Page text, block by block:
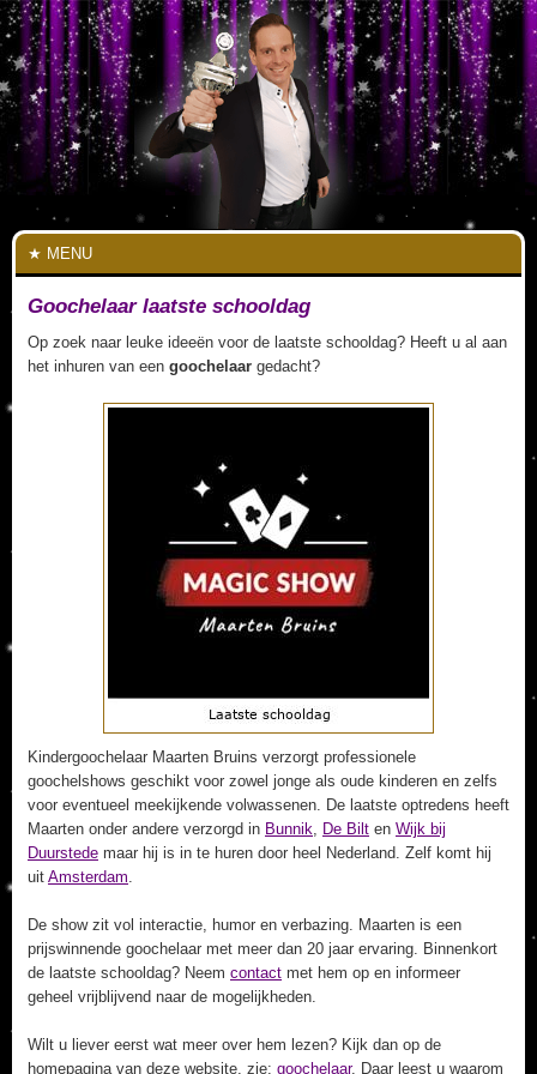
MENU
Goochelaar laatste schooldag
Op zoek naar leuke ideeën voor de laatste schooldag? Heeft u al aan
het inhuren van een goochelaar gedacht?
Kindergoochelaar Maarten Bruins verzorgt professionele
goochelshows geschikt voor zowel jonge als oude kinderen en zelfs
voor eventueel meekijkende volwassenen. De laatste optredens heeft
Maarten onder andere verzorgd in Bunnik, De Bilt en Wijk bij
Duurstede maar hij is in te huren door heel Nederland. Zelf komt hij
uit Amsterdam.
De show zit vol interactie, humor en verbazing. Maarten is een
prijswinnende goochelaar met meer dan 20 jaar ervaring. Binnenkort
de laatste schooldag? Neem contact met hem op en informeer
geheel vrijblijvend naar de mogelijkheden.
Wilt u liever eerst wat meer over hem lezen? Kijk dan op de
homepagina van deze website, zie: goochelaar. Daar leest u waarom